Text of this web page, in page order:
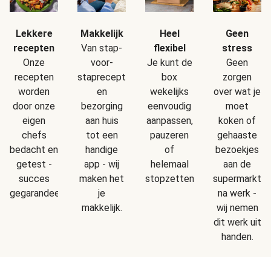
Lekkere
recepten
Onze
recepten
worden
door onze
eigen
chefs
bedacht en
getest -
succes
gegarandeerd!
Makkelijk
Van stap-
voor-
staprecepten
en
bezorging
aan huis
tot een
handige
app - wij
maken het
je
makkelijk.
Heel
flexibel
Je kunt de
box
wekelijks
eenvoudig
aanpassen,
pauzeren
of
helemaal
stopzetten.
Geen
stress
Geen
zorgen
over wat je
moet
koken of
gehaaste
bezoekjes
aan de
supermarkt
na werk -
wij nemen
dit werk uit
handen.